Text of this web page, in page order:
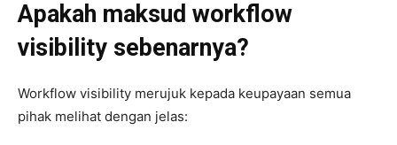
Apakah maksud workflow
visibility sebenarnya?
Workflow visibility merujuk kepada keupayaan semua
pihak melihat dengan jelas: